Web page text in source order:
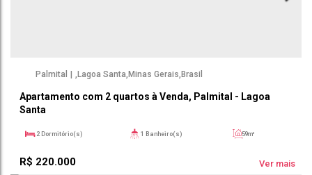
Apartamento com 2 quartos à Venda, Palmital - Lagoa
Santa
R$ 220.000
Palmital Lagoa Santa Minas Gerais Brasil
2 Dormitório(s) 1 Banheiro(s)
59m²
Ver mais